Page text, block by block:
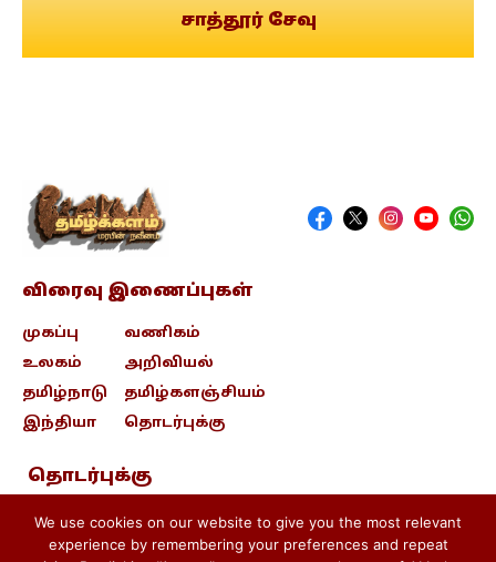
சாத்தூர் சேவு
விரைவு இணைப்புகள்
முகப்பு
உலகம்
தமிழ்நாடு
இந்தியா
வணிகம்
அறிவியல்
தமிழ்களஞ்சியம்
தொடர்புக்கு
தொடர்புக்கு
contact@tamizhkalam.com
We use cookies on our website to give you the most relevant
experience by remembering your preferences and repeat